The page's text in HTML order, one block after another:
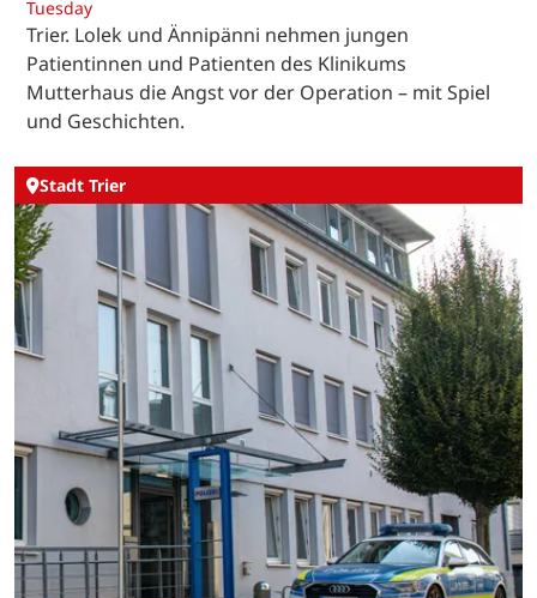
Tuesday
Trier. Lolek und Ännipänni nehmen jungen
Patientinnen und Patienten des Klinikums
Mutterhaus die Angst vor der Operation – mit Spiel
und Geschichten.
Stadt Trier